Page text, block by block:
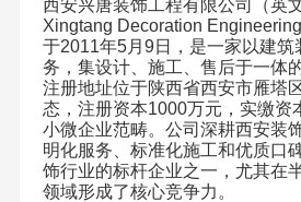
西安兴唐装饰工程有限公司（英
Xingtang Decoration
于2011年5月 9日，是一家以建筑
务，集设计、施工、售后于一体
注册地址位于陕西省西安市雁塔
态，注册资本1000万元，实缴资
小微企业范畴。公司深耕西安装
明化服务、标准化施工和优质口
饰行业的标杆企业之一，尤其在
领域形成了核心竞争力。